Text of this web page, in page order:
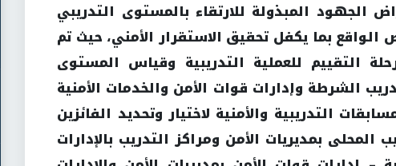
الجهود المبذولة للارتقاء بالمستوى التدريبي
الواقع بما يكفل تحقيق الاستقرار الأمني، حيث تم
التقييم للعملية التدريبية وقياس المستوى
الشرطة وإدارات قوات الأمن والخدمات الأمنية
التدريبية والأمنية لاختيار وتحديد الفائزين
المحلى بمديريات الأمن ومراكز التدريب بالإدارات